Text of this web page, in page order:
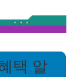
택 알